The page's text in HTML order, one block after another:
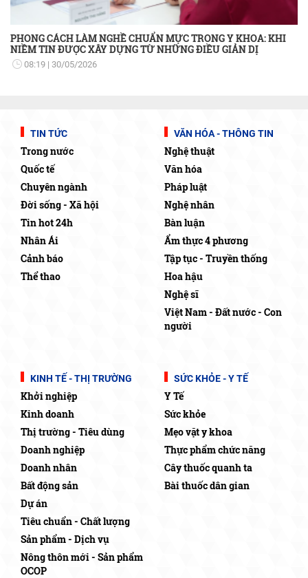
PHONG CÁCH LÀM NGHỀ CHUẨN MỰC TRONG Y KHOA: KHI
NIỀM TIN ĐƯỢC XÂY DỰNG TỪ NHỮNG ĐIỀU GIẢN DỊ
08:19 30/05/2026
TIN TỨC
Trong nước
Quốc tế
Chuyên ngành
Đời sống - Xã hội
Tin hot 24h
Nhân Ái
Cảnh báo
Thể thao
VĂN HÓA - THÔNG TIN
Nghệ thuật
Văn hóa
Pháp luật
Nghệ nhân
Bàn luận
Ẩm thực 4 phương
Tập tục - Truyền thống
Hoa hậu
Nghệ sĩ
Việt Nam - Đất nước - Con
người
KINH TẾ - THỊ TRƯỜNG
Khởi nghiệp
Kinh doanh
Thị trường - Tiêu dùng
Doanh nghiệp
Doanh nhân
Bất động sản
Dự án
Tiêu chuẩn - Chất lượng
Sản phẩm - Dịch vụ
Nông thôn mới - Sản phẩm
OCOP
SỨC KHỎE - Y TẾ
Y Tế
Sức khỏe
Mẹo vặt y khoa
Thực phẩm chức năng
Cây thuốc quanh ta
Bài thuốc dân gian